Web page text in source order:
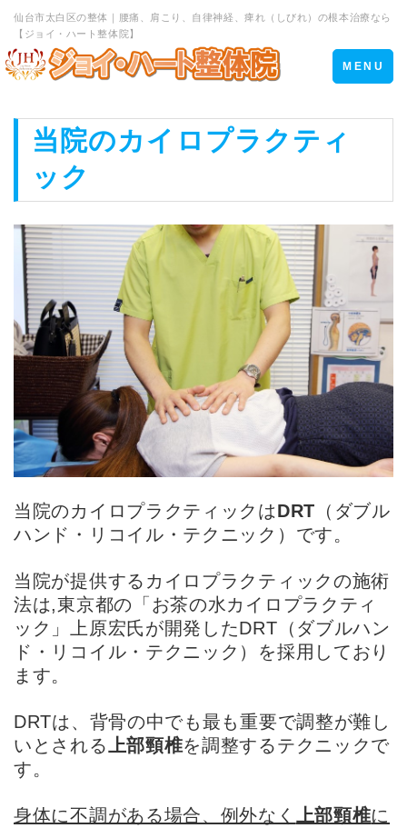
仙台市太白区の整体｜腰痛、肩こり、自律神経、痺れ（しびれ）の根本治療なら
【ジョイ・ハート整体院】
Toggle
navigation
MENU
当院のカイロプラクティ
ック
当院のカイロプラクティックはDRT （ダブル
ハンド・リコイル・テクニック）です。
当院が提供するカイロプラクティックの施術
法は,東京都の「お茶の水カイロプラクティ
ック」上原宏氏が開発したDRT（ダブルハン
ド・リコイル・テクニック）を採用しており
ます。
DRTは、背骨の中でも最も重要で調整が難し
いとされる上部頸椎を調整するテクニックで
す。
身体に不調がある場合、例外なく 上部頸椎に